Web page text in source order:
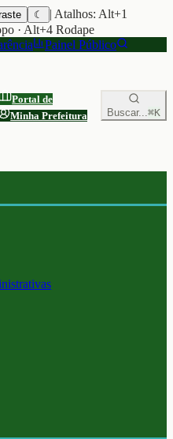
☾
| Atalhos: Alt+1
· Alt+4 Rodape
Painel Público
Portal de
Minha Prefeitura Buscar...⌘K